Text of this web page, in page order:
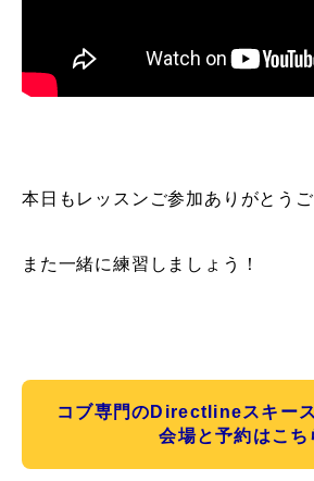
本日もレッスンご参加ありがとうご
また一緒に練習しましょう！
コブ専門のDirectlineスキー
会場と予約はこち